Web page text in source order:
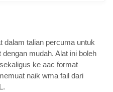
dalam talian percuma untuk
mudah. Alat ini boleh
ke aac format
naik wma fail dari